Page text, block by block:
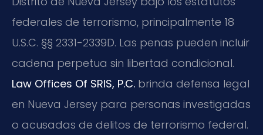
federales de terrorismo, principalmente 18
U.S.C. §§ 2331-2339D. Las penas pueden incluir
cadena perpetua sin libertad condicional.
Law Offices Of SRIS, P.C. brinda defensa legal
en Nueva Jersey para personas investigadas
o acusadas de delitos de terrorismo federal.